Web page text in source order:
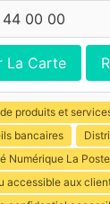
44 00 00
La Carte
produits et
bancaires
Numérique La Poste
accessible aux